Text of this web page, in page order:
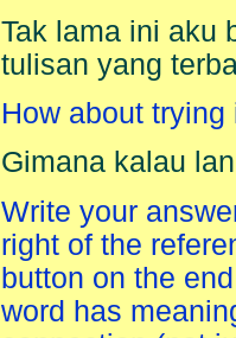
Tak lama ini aku
tulisan yang
How about trying
Gimana kalau
Write your
right of the
button on the
word has